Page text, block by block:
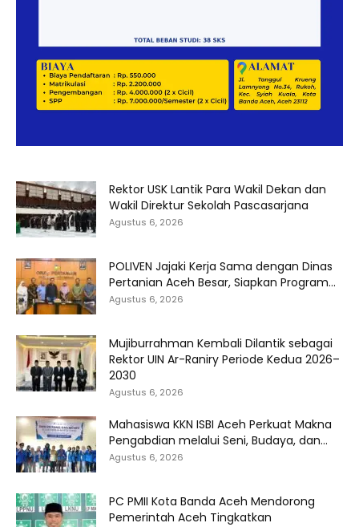
Rektor USK Lantik Para Wakil Dekan dan
Wakil Direktur Sekolah Pascasarjana
Agustus 6, 2026
POLIVEN Jajaki Kerja Sama dengan Dinas
Pertanian Aceh Besar, Siapkan Program...
Agustus 6, 2026
Mujiburrahman Kembali Dilantik sebagai
Rektor UIN Ar-Raniry Periode Kedua 2026–
2030
Agustus 6, 2026
Mahasiswa KKN ISBI Aceh Perkuat Makna
Pengabdian melalui Seni, Budaya, dan...
Agustus 6, 2026
PC PMII Kota Banda Aceh Mendorong
Pemerintah Aceh Tingkatkan